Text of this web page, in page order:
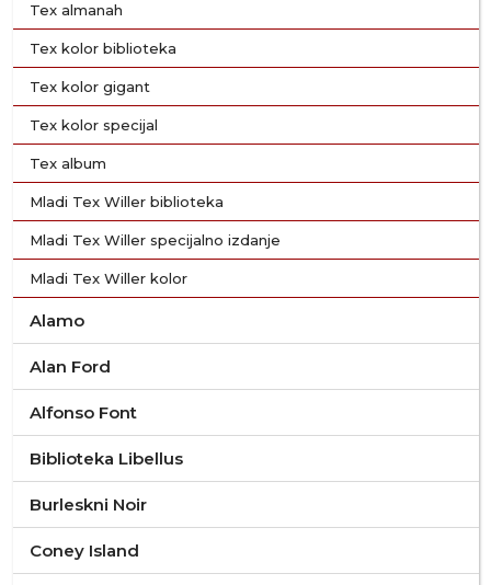
Tex almanah
Tex kolor biblioteka
Tex kolor gigant
Tex kolor specijal
Tex album
Mladi Tex Willer biblioteka
Mladi Tex Willer specijalno izdanje
Mladi Tex Willer kolor
Alamo
Alan Ford
Alfonso Font
Biblioteka Libellus
Burleskni Noir
Coney Island